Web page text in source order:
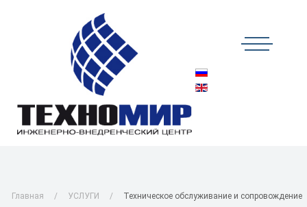
Главная УСЛУГИ Техническое обслуживание и сопровождение